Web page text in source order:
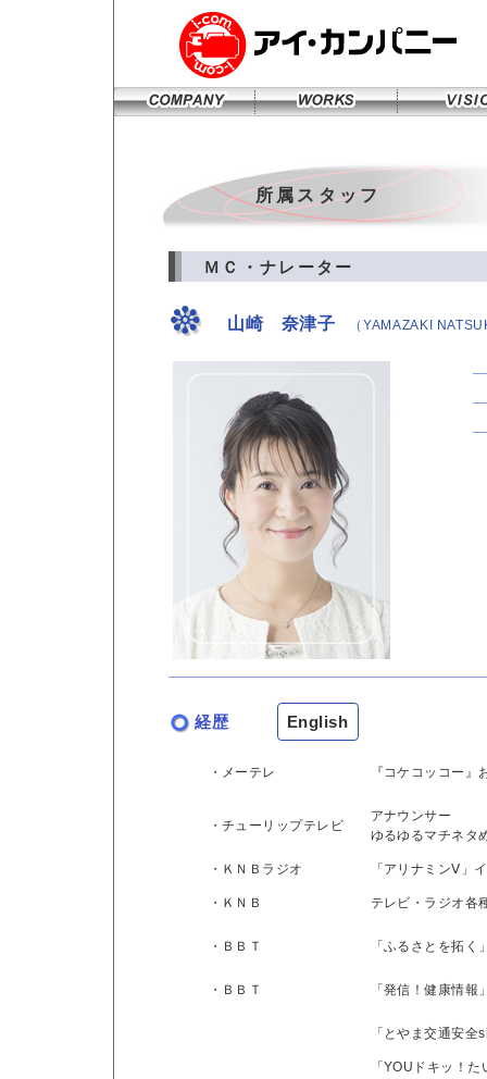
所属スタッフ
ＭＣ・ナレーター
山崎 奈津子 （YAMAZAKI
経歴 English
・メーテレ 『コケコッコー』
・チューリップテレビ
アナウンサー
ゆるゆるマチネ
・ＫＮＢラジオ 「アリナミンⅤ」
・ＫＮＢ テレビ・ラジオ各
・ＢＢＴ 「ふるさとを拓く
・ＢＢＴ 「発信！健康情報
「とやま交通安
「YOUドキッ！